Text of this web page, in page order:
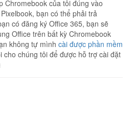
Chromebook của tôi đúng vào
bạn có thể phải trả
có đăng ký Office 365, bạn sẽ
Office trên bất kỳ Chromebook
không tự mình cài được phần mềm
cho chúng tôi để được hỗ trợ cài đặt